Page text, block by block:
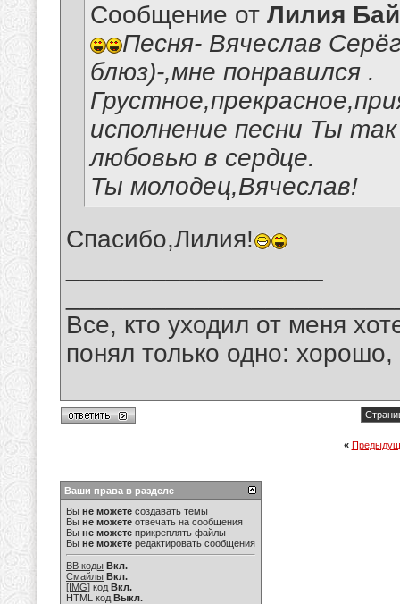
Сообщение от Лилия
Песня- Вячеслав
блюз)-,мне понравился .
исполнение песни Ты
любовью в сердце.
Ты молодец,Вячеслав!
Спасибо,Лилия!
Все, кто уходил от меня
понял только одно:
«
Ваши права в разделе
Вы не можете создавать темы
Вы не можете отвечать на сообщения
Вы не можете прикреплять файлы
Вы не можете редактировать сообщения
BB коды Вкл.
Смайлы Вкл.
[IMG] код Вкл.
HTML код Выкл.